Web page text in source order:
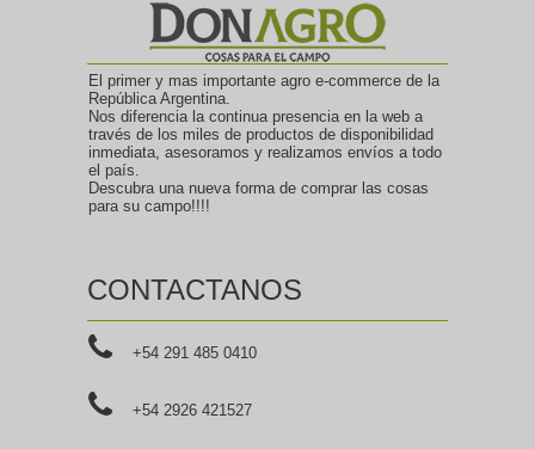
El primer y mas importante agro e-commerce de la
República Argentina.
Nos diferencia la continua presencia en la web a
través de los miles de productos de disponibilidad
inmediata, asesoramos y realizamos envíos a todo
el país.
Descubra una nueva forma de comprar las cosas
para su campo!!!!
CONTACTANOS
+54 291 485 0410
+54 2926 421527